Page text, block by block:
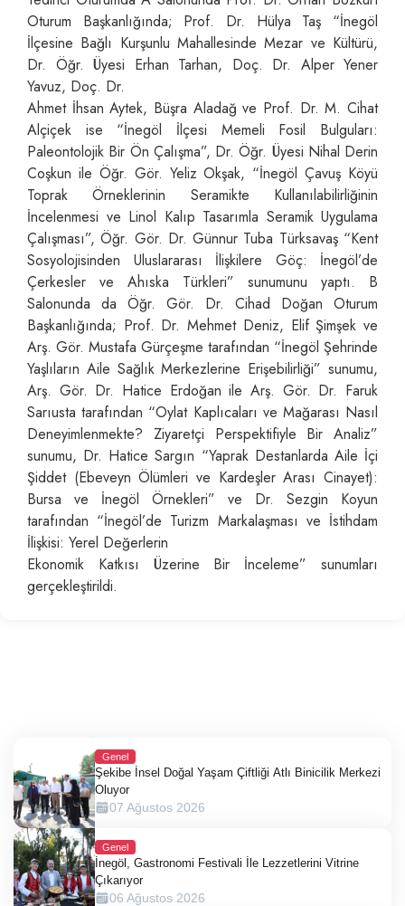
Oturum Başkanlığında; Prof. Dr. Hülya Taş “İnegöl
İlçesine Bağlı Kurşunlu Mahallesinde Mezar ve Kültürü,
Dr. Öğr. Üyesi Erhan Tarhan, Doç. Dr. Alper Yener
Yavuz, Doç. Dr.
Ahmet İhsan Aytek, Büşra Aladağ ve Prof. Dr. M. Cihat
Alçiçek ise “İnegöl İlçesi Memeli Fosil Bulguları:
Paleontolojik Bir Ön Çalışma”, Dr. Öğr. Üyesi Nihal Derin
Coşkun ile Öğr. Gör. Yeliz Okşak, “İnegöl Çavuş Köyü
Toprak Örneklerinin Seramikte Kullanılabilirliğinin
İncelenmesi ve Linol Kalıp Tasarımla Seramik Uygulama
Çalışması”, Öğr. Gör. Dr. Günnur Tuba Türksavaş “Kent
Sosyolojisinden Uluslararası İlişkilere Göç: İnegöl’de
Çerkesler ve Ahıska Türkleri” sunumunu yaptı. B
Salonunda da Öğr. Gör. Dr. Cihad Doğan Oturum
Başkanlığında; Prof. Dr. Mehmet Deniz, Elif Şimşek ve
Arş. Gör. Mustafa Gürçeşme tarafından “İnegöl Şehrinde
Yaşlıların Aile Sağlık Merkezlerine Erişebilirliği” sunumu,
Arş. Gör. Dr. Hatice Erdoğan ile Arş. Gör. Dr. Faruk
Sarıusta tarafından “Oylat Kaplıcaları ve Mağarası Nasıl
Deneyimlenmekte? Ziyaretçi Perspektifiyle Bir Analiz”
sunumu, Dr. Hatice Sargın “Yaprak Destanlarda Aile İçi
Şiddet (Ebeveyn Ölümleri ve Kardeşler Arası Cinayet):
Bursa ve İnegöl Örnekleri” ve Dr. Sezgin Koyun
tarafından “İnegöl’de Turizm Markalaşması ve İstihdam
İlişkisi: Yerel Değerlerin
Ekonomik Katkısı Üzerine Bir İnceleme” sunumları
gerçekleştirildi.
Genel
Şekibe İnsel Doğal Yaşam Çiftliği Atlı Binicilik Merkezi
Oluyor
07 Ağustos 2026
Genel
İnegöl, Gastronomi Festivali İle Lezzetlerini Vitrine
Çıkarıyor
06 Ağustos 2026